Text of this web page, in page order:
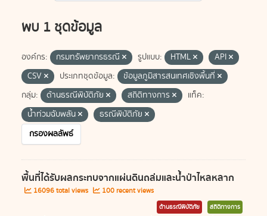
พบ 1 ชุดข้อมูล
องค์กร: กรมทรัพยากรธรณี รูปแบบ: HTML
API
CSV
ประเภทชุดข้อมูล:
ข้อมูลภูมิสารสนเทศเชิงพื้นที่
กลุ่ม:
ด้านธรณีพิบัติภัย สถิติทางการ
แท็ค:
น้ำท่วมฉับพลัน
ธรณีพิบัติภัย
กรองผลลัพธ์
พื้นที่ได้รับผลกระทบจากแผ่นดินถล่มและน้ำป่าไหลหลาก
16096 total views 100 recent views
ด้านธรณีพิบัติภัย สถิติทางการ